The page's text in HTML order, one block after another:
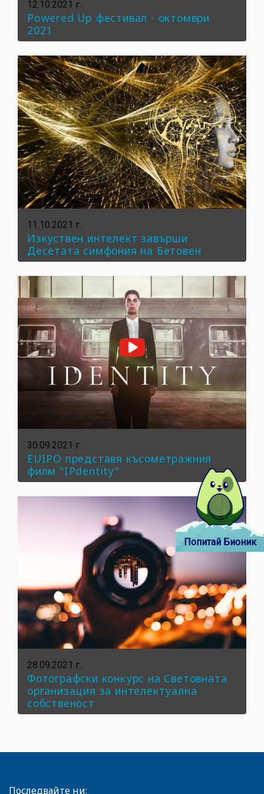
12.10.2021 г.
Powered Up фестивал - октомври
2021
11.10.2021 г.
Изкуствен интелект завърши
Десетата симфония на Бетовен
30.09.2021 г.
EUIPO представя късометражния
филм "IPdentity"
28.09.2021 г.
Фотографски конкурс на Световната
организация за интелектуална
собственост
Попитай Бионик
Последвайте ни: